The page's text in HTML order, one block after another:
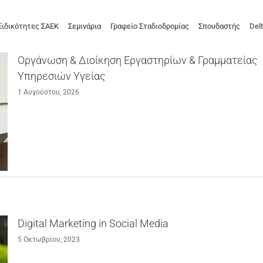
ΣΑΕΚ Σεμινάρια Γραφείο Σταδιοδρομίας Σπουδαστής
Οργάνωση & Διοίκηση Εργαστηρίων & Γραμματείας
Υπηρεσιών Υγείας
1 Αυγούστου, 2026
Digital Marketing in Social Media
5 Οκτωβρίου, 2023